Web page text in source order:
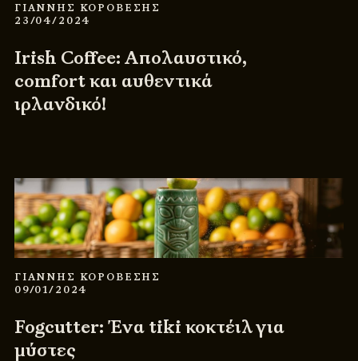
ΓΙΑΝΝΗΣ ΚΟΡΟΒΕΣΗΣ
23/04/2024
Irish Coffee: Απολαυστικό,
comfort και αυθεντικά
ιρλανδικό!
ΓΙΑΝΝΗΣ ΚΟΡΟΒΕΣΗΣ
09/01/2024
Fogcutter: Ένα tiki κοκτέιλ για
μύστες